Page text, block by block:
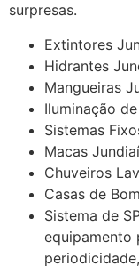
surpresas.
Extintores
Hidrantes
Mangueiras
Iluminação
Sistemas
Macas Jundiaí
Chuveiros
Casas de
Sistema de
equipamento